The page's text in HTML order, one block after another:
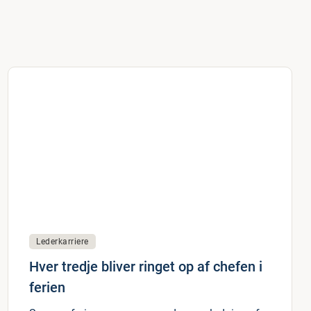
Lederkarriere
Hver tredje bliver ringet op af chefen i
ferien